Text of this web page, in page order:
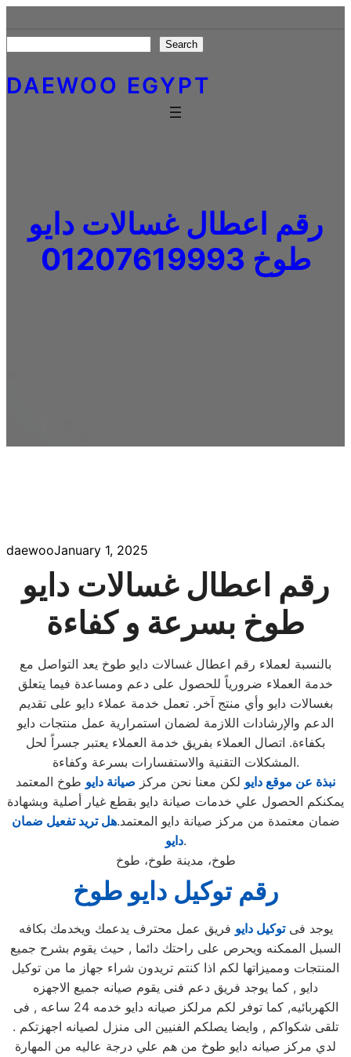
to
content
Search
DAEWOO EGYPT
رقم اعطال غسالات دايو
طوخ 01207619993
daewooJanuary 1, 2025
رقم اعطال غسالات دايو
طوخ بسرعة و كفاءة
بالنسبة لعملاء رقم اعطال غسالات دايو طوخ يعد التواصل مع
خدمة العملاء ضرورياً للحصول على دعم ومساعدة فيما يتعلق
بغسالات دايو وأي منتج آخر. تعمل خدمة عملاء دايو على تقديم
الدعم والإرشادات اللازمة لضمان استمرارية عمل منتجات دايو
بكفاءة. اتصال العملاء بفريق خدمة العملاء يعتبر جسراً لحل
المشكلات التقنية والاستفسارات بسرعة وكفاءة.
نبذة عن موقع دايو لكن معنا نحن مركز صيانة دايو طوخ المعتمد
يمكنكم الحصول علي خدمات صيانة دايو بقطع غيار أصلية وبشهادة
ضمان معتمدة من مركز صيانة دايو المعتمد.هل تريد تفعيل ضمان
دايو.
طوخ، مدينة طوخ، طوخ
رقم توكيل دايو طوخ
يوجد فىتوكيل دايو فريق عمل محترف يدعمك ويخدمك بكافه
السبل الممكنه ويحرص على راحتك دائما , حيث يقوم بشرح جميع
المنتجات ومميزاتها لكم اذا كنتم تريدون شراء جهاز ما من توكيل
دايو , كما يوجد فريق دعم فنى يقوم صيانه جميع الاجهزه
الكهربائيه, كما توفر لكم مرلكز صيانه دايو خدمه 24 ساعه , فى
تلقى شكواكم , وايضا يصلكم الفنيين الى منزل لصيانه اجهزتكم .
لدي مركز صيانه دايو طوخ من هم علي درجة عاليه من المهارة